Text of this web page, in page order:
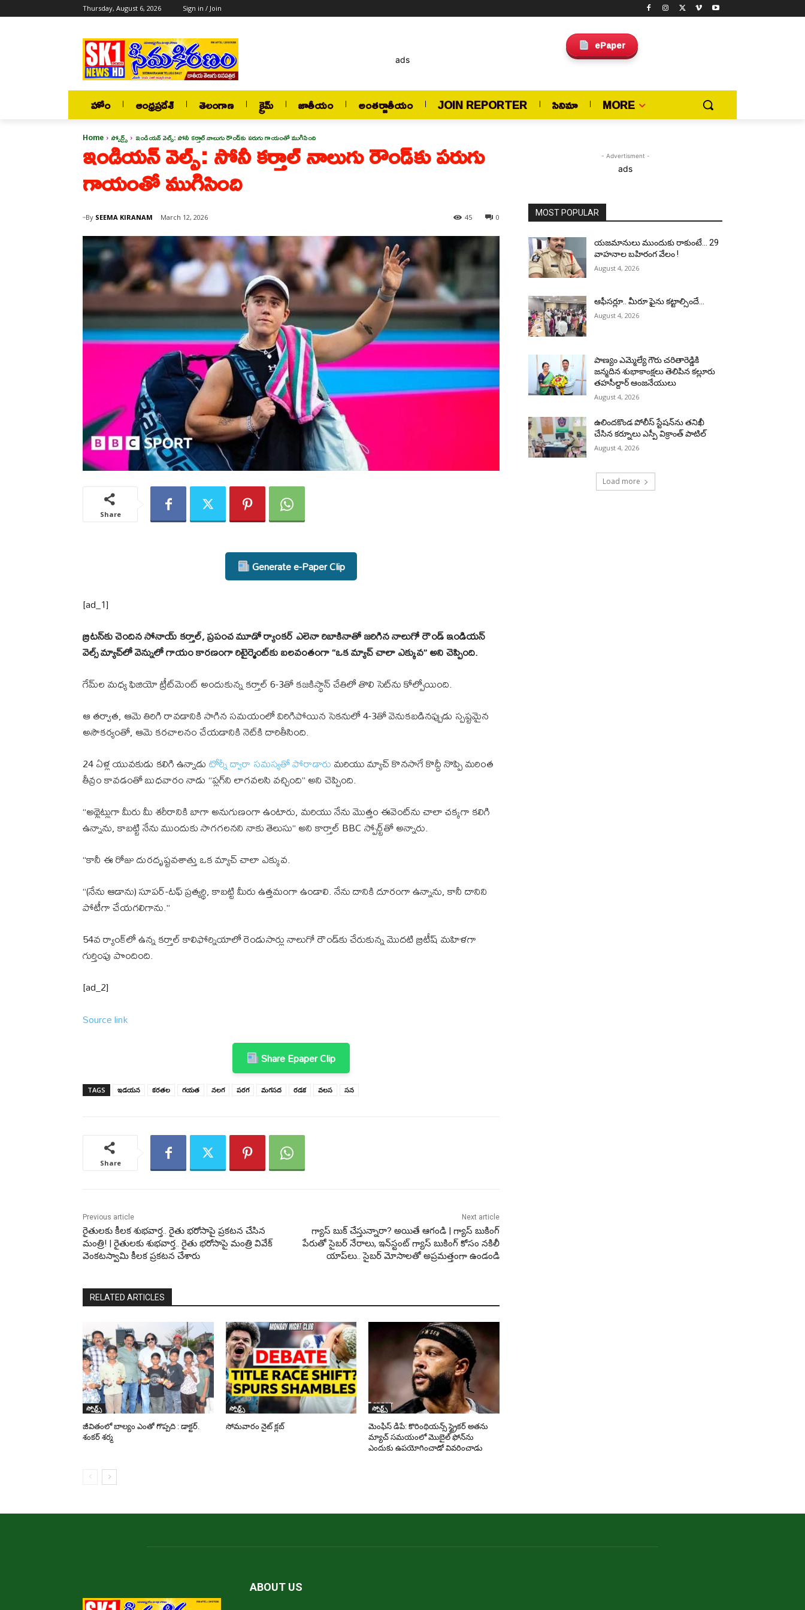
Thursday, August 6, 2026 Sign in / Join
ads
ePaper
హోం ఆంధ్రప్రదేశ్ తెలంగాణ క్రైమ్ జాతీయం అంతర్జాతీయం JOIN REPORTER సినిమా MORE
Home స్పోర్ట్స్ ఇండియన్ వెల్స్: సోనీ కర్తాల్ నాలుగు రౌండ్‌కు పరుగు గాయంతో ముగిసింది
ఇండియన్ వెల్స్: సోనీ కర్తాల్ నాలుగు రౌండ్‌కు పరుగు
గాయంతో ముగిసింది
By SEEMA KIRANAM March 12, 2026 0
45
Share
Generate e-Paper Clip
[ad_1]
బ్రిటన్‌కు చెందిన సోనాయ్ కర్తాల్, ప్రపంచ మూడో ర్యాంకర్ ఎలెనా రిబాకినాతో జరిగిన నాలుగో రౌండ్ ఇండియన్
వెల్స్ మ్యాచ్‌లో వెన్నులో గాయం కారణంగా రిటైర్మెంట్‌కు బలవంతంగా “ఒక మ్యాచ్ చాలా ఎక్కువ” అని చెప్పింది.
గేమ్‌ల మధ్య ఫిజియో ట్రీట్‌మెంట్ అందుకున్న కర్తాల్ 6-3తో కజకిస్థాన్‌ చేతిలో తొలి సెట్‌ను కోల్పోయింది.
ఆ తర్వాత, ఆమె తిరిగి రావడానికి సాగిన సమయంలో విరిగిపోయిన సెకనులో 4-3తో వెనుకబడినప్పుడు స్పష్టమైన
అసౌకర్యంతో, ఆమె కరచాలనం చేయడానికి నెట్‌కి దారితీసింది.
24 ఏళ్ల యువకుడు కలిగి ఉన్నాడుటోర్నీ ద్వారా సమస్యతో పోరాడారుమరియు మ్యాచ్ కొనసాగే కొద్దీ నొప్పి మరింత
తీవ్రం కావడంతో బుధవారం నాడు “ప్లగ్‌ని లాగవలసి వచ్చింది” అని చెప్పింది.
“అథ్లెట్లుగా మీరు మీ శరీరానికి బాగా అనుగుణంగా ఉంటారు, మరియు నేను మొత్తం ఈవెంట్‌ను చాలా చక్కగా కలిగి
ఉన్నాను, కాబట్టి నేను ముందుకు సాగగలనని నాకు తెలుసు” అని కార్తాల్ BBC స్పోర్ట్‌తో అన్నారు.
“కానీ ఈ రోజు దురదృష్టవశాత్తు ఒక మ్యాచ్ చాలా ఎక్కువ.
“(నేను ఆడాను) సూపర్-టఫ్ ప్రత్యర్థి, కాబట్టి మీరు ఉత్తమంగా ఉండాలి. నేను దానికి దూరంగా ఉన్నాను, కానీ దానిని
పోటీగా చేయగలిగాను.”
54వ ర్యాంక్‌లో ఉన్న కర్తాల్ కాలిఫోర్నియాలో రెండుసార్లు నాలుగో రౌండ్‌కు చేరుకున్న మొదటి బ్రిటీష్ మహిళగా
గుర్తింపు పొందింది.
[ad_2]
Source link
Share Epaper Clip
TAGS ఇడయన కరతల గయత నలగ పరగ మగసద రడక వలస సన
Share
Previous article
రైతులకు కీలక శుభవార్త.. రైతు భరోసాపై ప్రకటన చేసిన
మంత్రి! | రైతులకు శుభవార్త.. రైతు భరోసాపై మంత్రి వివేక్
వెంకటస్వామి కీలక ప్రకటన చేశారు
Next article
గ్యాస్ బుక్ చేస్తున్నారా? అయితే ఆగండి | గ్యాస్ బుకింగ్
పేరుతో సైబర్ నేరాలు, ఇన్‌స్టంట్ గ్యాస్ బుకింగ్ కోసం నకిలీ
యాప్‌లు.. సైబర్ మోసాలతో అప్రమత్తంగా ఉండండి
RELATED ARTICLES
స్పోర్ట్స్
జీవితంలో బాల్యం ఎంతో గొప్పది : డాక్టర్.
శంకర్ శర్మ
స్పోర్ట్స్
సోమవారం నైట్ క్లబ్
స్పోర్ట్స్
మెంఫిస్ డిపే: కొరింథియన్స్ స్ట్రైకర్ అతను
మ్యాచ్ సమయంలో మొబైల్ ఫోన్‌ను
ఎందుకు ఉపయోగించాడో వివరించాడు
- Advertisment -
ads
MOST POPULAR
యజమానులు ముందుకు రాకుంటే… 29
వాహనాల బహిరంగ వేలం !
August 4, 2026
ఆఫీసర్లూ.. మీరూ ఫైను కట్టాల్సిందే…
August 4, 2026
పాణ్యం ఎమ్మెల్యే గౌరు చరితారెడ్డికి
జన్మదిన శుభాకాంక్షలు తెలిపిన కల్లూరు
తహసీల్దార్ ఆంజనేయులు
August 4, 2026
ఉలిందకొండ పోలీస్ స్టేషన్‌ను తనిఖీ
చేసిన కర్నూలు ఎస్పీ విక్రాంత్ పాటిల్
August 4, 2026
Load more
ABOUT US